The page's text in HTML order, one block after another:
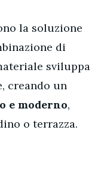
la soluzione
di
sviluppa
creando un
e moderno,
o terrazza.